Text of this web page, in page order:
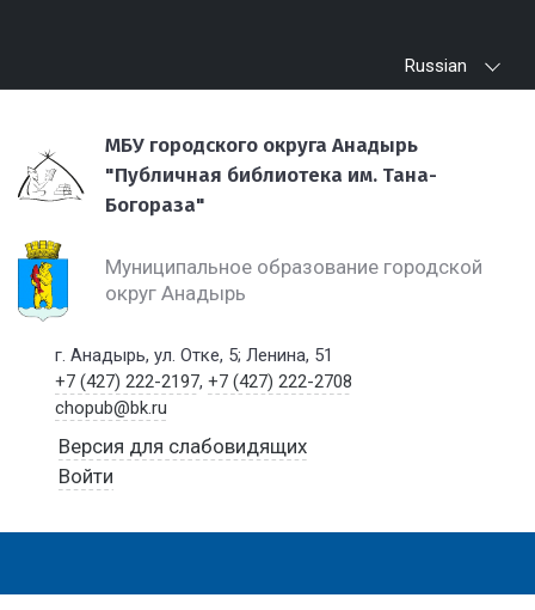
Russian
МБУ городского округа Анадырь
"Публичная библиотека им. Тана-
Богораза"
Муниципальное образование городской
округ Анадырь
г. Анадырь, ул. Отке, 5; Ленина, 51
+7 (427) 222-2197,+7 (427) 222-2708
chopub@bk.ru
Версия для слабовидящих
Войти